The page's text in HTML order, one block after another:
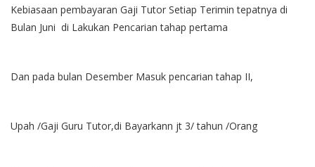
Kebiasaan pembayaran Gaji Tutor Setiap Terimin tepatnya di
Bulan Juni di Lakukan Pencarian tahap pertama
Dan pada bulan Desember Masuk pencarian tahap II,
Upah /Gaji Guru Tutor,di Bayarkann jt 3/ tahun /Orang